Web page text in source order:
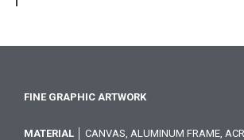
FINE GRAPHIC ARTWORK
MATERIAL │ CANVAS, ALUMINUM FRAME,